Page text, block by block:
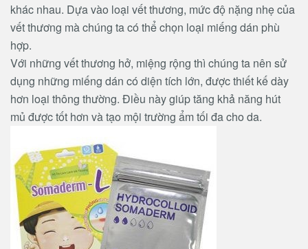
khác nhau. Dựa vào loại vết thương, mức độ nặng nhẹ của
vết thương mà chúng ta có thể chọn loại miếng dán phù
hợp.
Với những vết thương hở, miệng rộng thì chúng ta nên sử
dụng những miếng dán có diện tích lớn, được thiết kế dày
hơn loại thông thường. Điều này giúp tăng khả năng hút
mủ được tốt hơn và tạo mội trường ẩm tối đa cho da.